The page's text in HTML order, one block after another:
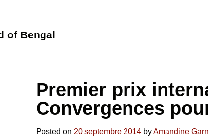
of Bengal
Premier prix
Convergences
Posted on 20 septembre 2014 byAmandine